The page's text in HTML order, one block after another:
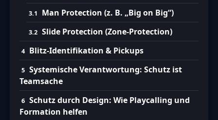
Man Protection (z. B. „Big on Big“)
Slide Protection (Zone-Protection)
Blitz-Identifikation & Pickups
Systemische Verantwortung: Schutz ist
Teamsache
Schutz durch Design: Wie Playcalling und
Formation helfen